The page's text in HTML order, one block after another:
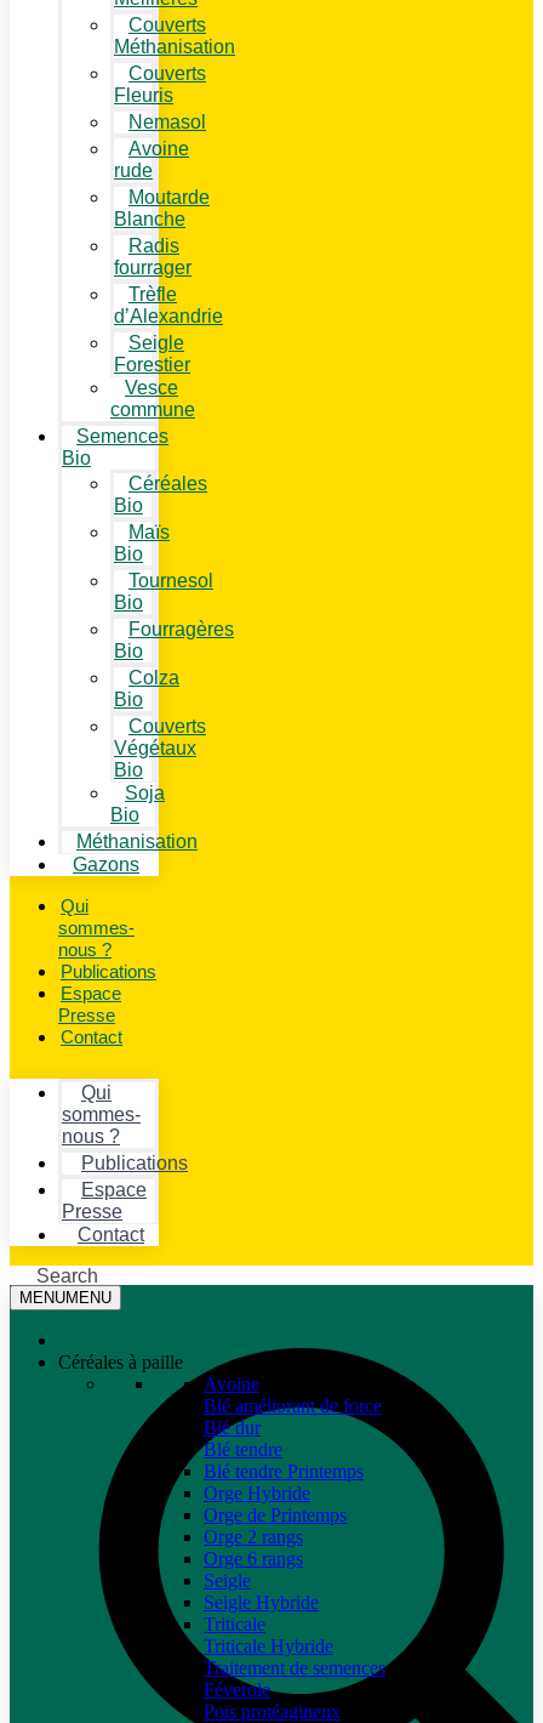
Couverts
Méthanisation
Couverts
Fleuris
Nemasol
Avoine
rude
Moutarde
Blanche
Radis
fourrager
Trèfle
d’Alexandrie
Seigle
Forestier
Vesce
commune
Semences
Bio
Céréales
Bio
Maïs
Bio
Tournesol
Bio
Fourragères
Bio
Colza
Bio
Couverts
Végétaux
Bio
Soja
Bio
Méthanisation
Gazons
Qui
sommes-
nous ?
Publications
Espace
Presse
Contact
Qui
sommes-
nous ?
Publications
Espace
Presse
Contact
Search
MENUMENU
Céréales à paille
Avoine
Blé améliorant de force
Blé dur
Blé tendre
Blé tendre Printemps
Orge Hybride
Orge de Printemps
Orge 2 rangs
Orge 6 rangs
Seigle
Seigle Hybride
Triticale
Triticale Hybride
Traitement de semences
Féverole
Pois protéagineux